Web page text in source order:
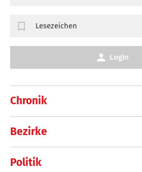
Chronik
Bezirke
Politik
Lesezeichen
Login